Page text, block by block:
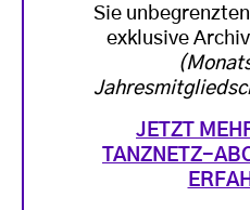
Sie
exklusive
JETZT
TANZNETZ-